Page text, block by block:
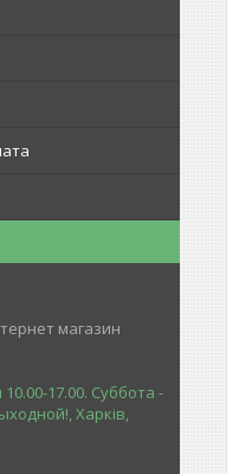
магазин
17.00. Суббота -
Харків,